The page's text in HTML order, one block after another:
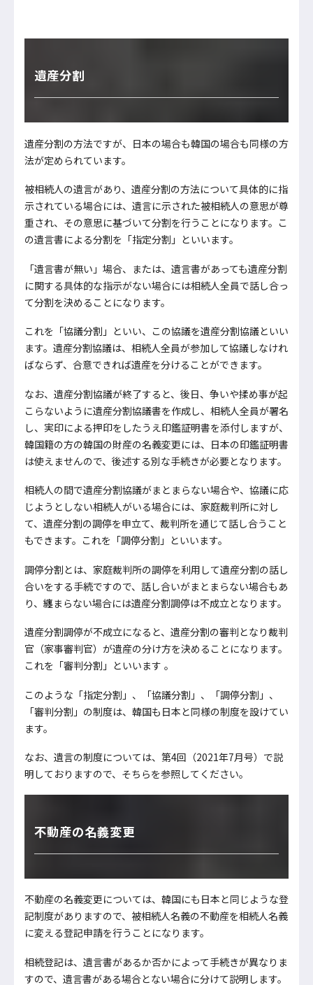
遺産分割
遺産分割の方法ですが、日本の場合も韓国の場合も同様の方
法が定められています。
被相続人の遺言があり、遺産分割の方法について具体的に指
示されている場合には、遺言に示された被相続人の意思が尊
重され、その意思に基づいて分割を行うことになります。こ
の遺言書による分割を「指定分割」といいます。
「遺言書が無い」場合、または、遺言書があっても遺産分割
に関する具体的な指示がない場合には相続人全員で話し合っ
て分割を決めることになります。
これを「協議分割」といい、この協議を遺産分割協議といい
ます。遺産分割協議は、相続人全員が参加して協議しなけれ
ばならず、合意できれば遺産を分けることができます。
なお、遺産分割協議が終了すると、後日、争いや揉め事が起
こらないように遺産分割協議書を作成し、相続人全員が署名
し、実印による押印をしたうえ印鑑証明書を添付しますが、
韓国籍の方の韓国の財産の名義変更には、日本の印鑑証明書
は使えませんので、後述する別な手続きが必要となります。
相続人の間で遺産分割協議がまとまらない場合や、協議に応
じようとしない相続人がいる場合には、家庭裁判所に対し
て、遺産分割の調停を申立て、裁判所を通じて話し合うこと
もできます。これを「調停分割」といいます。
調停分割とは、家庭裁判所の調停を利用して遺産分割の話し
合いをする手続ですので、話し合いがまとまらない場合もあ
り、纏まらない場合には遺産分割調停は不成立となります。
遺産分割調停が不成立になると、遺産分割の審判となり裁判
官（家事審判官）が遺産の分け方を決めることになります。
これを「審判分割」といいます 。
このような「指定分割」、「協議分割」、「調停分割」、
「審判分割」の制度は、韓国も日本と同様の制度を設けてい
ます。
なお、遺言の制度については、第4回（2021年7月号）で説
明しておりますので、そちらを参照してください。
不動産の名義変更
不動産の名義変更については、韓国にも日本と同じような登
記制度がありますので、被相続人名義の不動産を相続人名義
に変える登記申請を行うことになります。
相続登記は、遺言書があるか否かによって手続きが異なりま
すので、遺言書がある場合とない場合に分けて説明します。